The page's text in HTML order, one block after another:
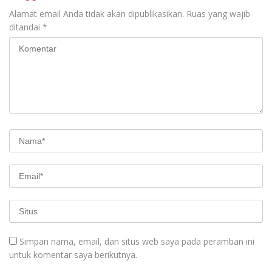
Alamat email Anda tidak akan dipublikasikan. Ruas yang wajib
ditandai *
Simpan nama, email, dan situs web saya pada peramban ini
untuk komentar saya berikutnya.